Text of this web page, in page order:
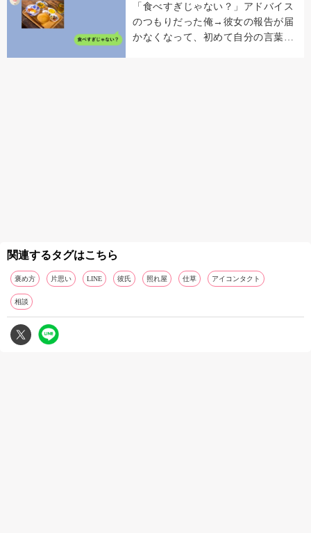
「食べすぎじゃない？」アドバイス
のつもりだった俺→彼女の報告が届
かなくなって、初めて自分の言葉を
関連するタグはこちら
褒め方 片思い LINE 彼氏 照れ屋 仕草 アイコンタクト
相談